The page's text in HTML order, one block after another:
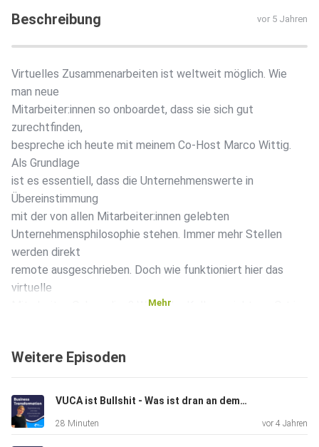
Beschreibung vor 5 Jahren
Virtuelles Zusammenarbeiten ist weltweit möglich. Wie
man neue
Mitarbeiter:innen so onboardet, dass sie sich gut
zurechtfinden,
bespreche ich heute mit meinem Co-Host Marco Wittig.
Als Grundlage
ist es essentiell, dass die Unternehmenswerte in
Übereinstimmung
mit der von allen Mitarbeiter:innen gelebten
Unternehmensphilosophie stehen. Immer mehr Stellen
werden direkt
remote ausgeschrieben. Doch wie funktioniert hier das
virtuelle
Mitarbeiter-Onboarding? Wenn der Kollege nicht vor Ort im
entsteht und
erledigen
sind. Struktur ist ein absolutes Muss beim Mitarbeiter-
Onboarding.
Mehr
Weitere Episoden
VUCA ist Bullshit - Was ist dran an dem Konzept? Mit Berend Neumann | 14
28 Minuten vor 4 Jahren